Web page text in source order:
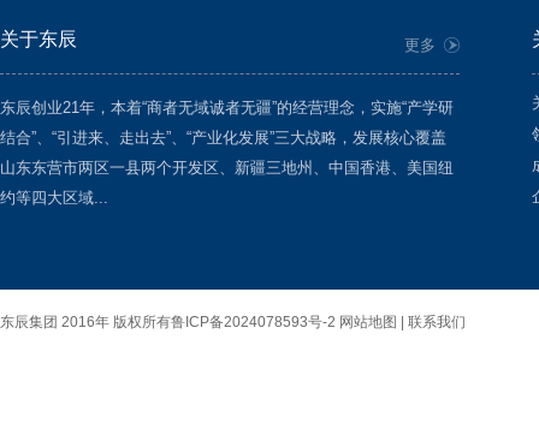
关于东辰 更多
东辰创业21年，本着“商者无域诚者无疆”的经营理念，实施“产学研
结合”、“引进来、走出去”、“产业化发展”三大战略，发展核心覆盖
山东东营市两区一县两个开发区、新疆三地州、中国香港、美国纽
约等四大区域...
东辰集团 2016年 版权所有鲁ICP备2024078593号-2 网站地图 | 联系我们